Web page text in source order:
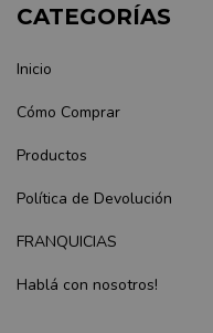
CATEGORÍAS
Inicio
Cómo Comprar
Productos
Política de Devolución
FRANQUICIAS
Hablá con nosotros!